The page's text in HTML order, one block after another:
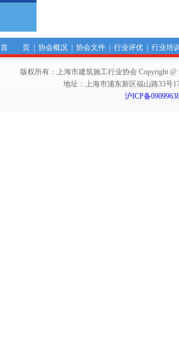
首 页| 协会概况| 协会文件| 行业评优| 行业培
版权所有：上海市建筑施工行业协会 Copyright @
地址：上海市浦东新区福山路33号
沪ICP备